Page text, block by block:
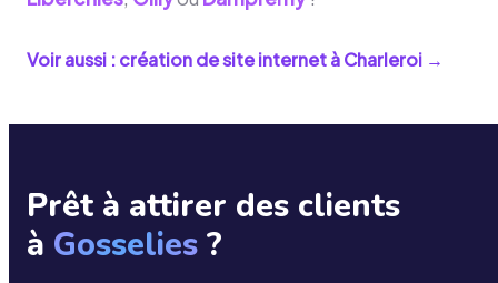
Voir aussi : création de site internet àCharleroi →
Prêt à attirer des clients
à Gosselies ?